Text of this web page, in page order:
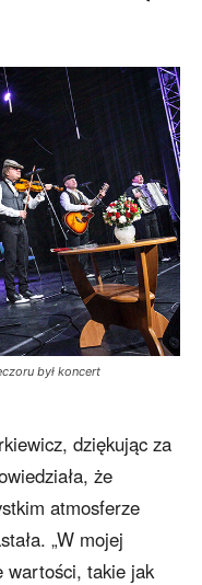
był koncert
dziękując za
że
atmosferze
„W mojej
wartości, takie jak